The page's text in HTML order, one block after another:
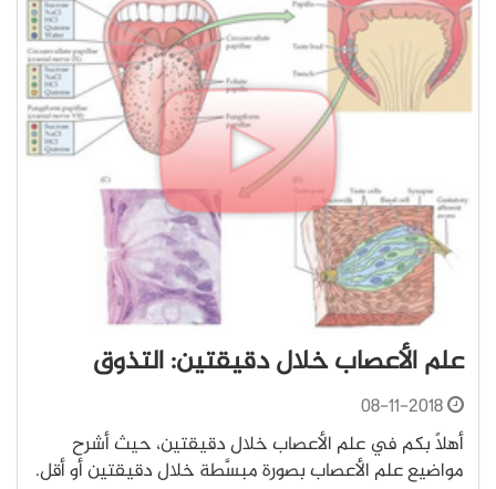
علم الأعصاب خلال دقيقتين: التذوق
08-11-2018
أهلًا بكم في علم الأعصاب خلال دقيقتين، حيث أشرح
مواضيع علم الأعصاب بصورة مبسَّطة خلال دقيقتين أو أقل.